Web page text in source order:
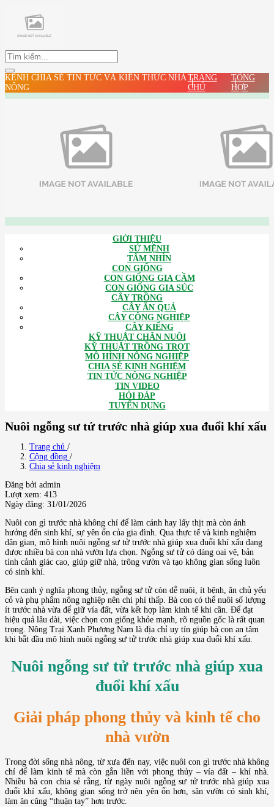
KÊNH CHIA SẺ TIN TỨC VÀ KIẾN THỨC NHÀ
NÔNG
TRANG
CHỦ
TỔNG
HỢP
GIỚI THIỆU
SỨ MỆNH
TÂM NHÌN
CON GIỐNG
CON GIỐNG GIA CẦM
CON GIỐNG GIA SÚC
CÂY TRỒNG
CÂY ĂN QUẢ
CÂY CÔNG NGHIỆP
CÂY KIỂNG
KỸ THUẬT CHĂN NUÔI
KỸ THUẬT TRỒNG TRỌT
MÔ HÌNH NÔNG NGHIỆP
CHIA SẺ KINH NGHIỆM
TIN TỨC NÔNG NGHIỆP
TIN VIDEO
HỎI ĐÁP
TUYỂN DỤNG
Nuôi ngỗng sư tử trước nhà giúp xua đuổi khí xấu
Trang chủ /
Cộng đồng /
Chia sẻ kinh nghiệm
Đăng bởi admin
Lượt xem: 413
Ngày đăng: 31/01/2026
Nuôi con gì trước nhà không chỉ để làm cảnh hay lấy thịt mà còn ảnh
hưởng đến sinh khí, sự yên ổn của gia đình. Qua thực tế và kinh nghiệm
dân gian, mô hình nuôi ngỗng sư tử trước nhà giúp xua đuổi khí xấu đang
được nhiều bà con nhà vườn lựa chọn. Ngỗng sư tử có dáng oai vệ, bản
tính cảnh giác cao, giúp giữ nhà, trông vườn và tạo không gian sống luôn
có sinh khí.
Bên cạnh ý nghĩa phong thủy, ngỗng sư tử còn dễ nuôi, ít bệnh, ăn chủ yếu
cỏ và phụ phẩm nông nghiệp nên chi phí thấp. Bà con có thể nuôi số lượng
ít trước nhà vừa để giữ vía đất, vừa kết hợp làm kinh tế khi cần. Để đạt
hiệu quả lâu dài, việc chọn con giống khỏe mạnh, rõ nguồn gốc là rất quan
trọng. Nông Trại Xanh Phương Nam là địa chỉ uy tín giúp bà con an tâm
khi bắt đầu mô hình nuôi ngỗng sư tử trước nhà giúp xua đuổi khí xấu.
Nuôi ngỗng sư tử trước nhà giúp xua
đuổi khí xấu
Giải pháp phong thủy và kinh tế cho
nhà vườn
Trong đời sống nhà nông, từ xưa đến nay, việc nuôi con gì trước nhà không
chỉ để làm kinh tế mà còn gắn liền với phong thủy – vía đất – khí nhà.
Nhiều bà con chia sẻ rằng, từ ngày nuôi ngỗng sư tử trước nhà giúp xua
đuổi khí xấu, không gian sống trở nên yên ổn hơn, sân vườn có sinh khí,
làm ăn cũng “thuận tay” hơn trước.